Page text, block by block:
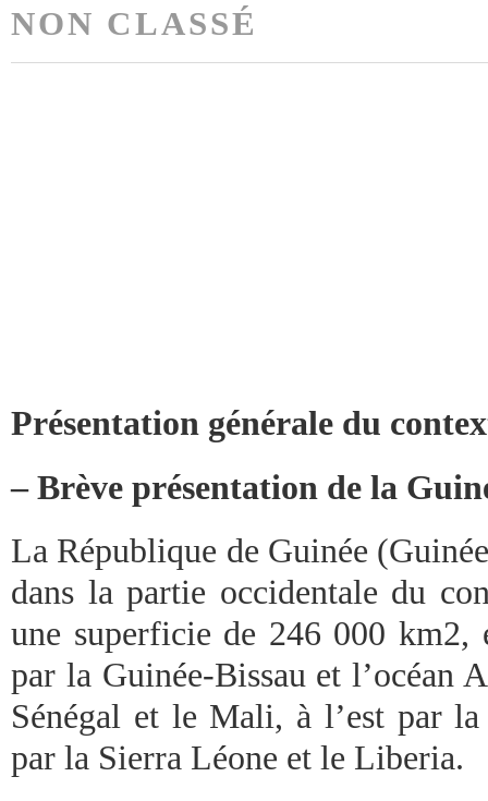
NON CLASSÉ
Présentation générale du
– Brève présentation de la
La République de Guinée
dans la partie occidentale du
une superficie de 246 000 km2,
par la Guinée-Bissau et l’océan
Sénégal et le Mali, à l’est par
par la Sierra Léone et le Liberia.